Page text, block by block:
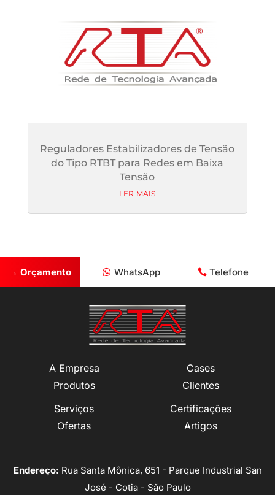
Reguladores Estabilizadores de Tensão
do Tipo RTBT para Redes em Baixa
Tensão
ler mais
→ Orçamento WhatsApp Telefone
A Empresa
Produtos
Serviços
Ofertas
Cases
Clientes
Certificações
Artigos
Endereço: Rua Santa Mônica, 651 - Parque Industrial San
José - Cotia - São Paulo